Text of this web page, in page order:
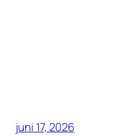
juni 17, 2026